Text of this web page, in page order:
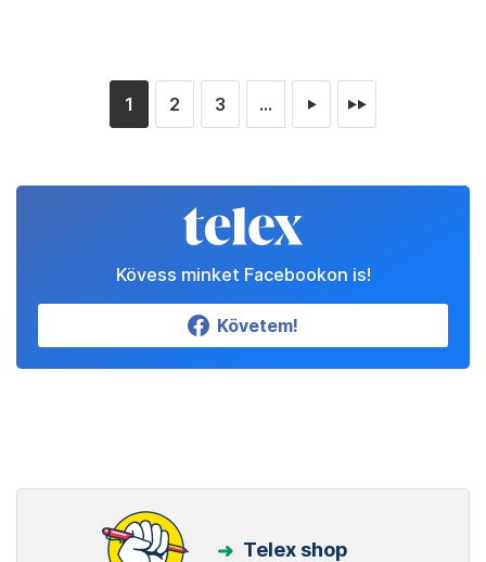
1 2 3 ... ► ►►
Kövess minket Facebookon is!
Követem!
Telex shop